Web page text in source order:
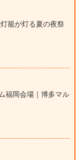
籠が灯る夏の夜祭
福岡会場｜博多マル